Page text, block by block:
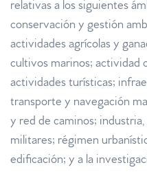
relativas a los siguientes
conservación y gestión
actividades agrícolas y
cultivos marinos; actividad
actividades turísticas;
transporte y navegación
y red de caminos;
militares; régimen
edificación; y a la